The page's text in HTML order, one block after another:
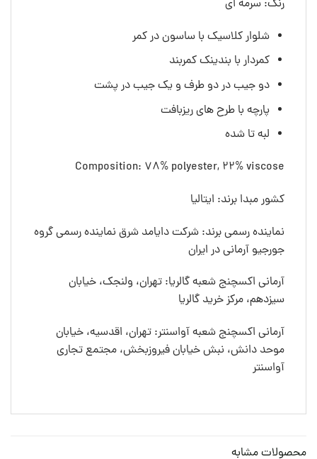
رنگ: سرمه ای
شلوار کلاسیک با ساسون در کمر
کمردار با بندینک کمربند
دو جیب در دو طرف و یک جیب در پشت
پارچه با طرح های ریزبافت
لبه تا شده
Composition: 78% polyester, 22% viscose
کشور مبدا برند: ایتالیا
نماینده رسمی برند: شرکت دایامد شرق نماینده رسمی گروه
جورجیو آرمانی در ایران
آرمانی اکسچنج شعبه گالریا: تهران، ولنجک، خیابان
سیزدهم، مرکز خرید گالریا
آرمانی اکسچنج شعبه آواسنتر: تهران، اقدسیه، خیابان
موحد دانش، نبش خیابان فیروزبخش، مجتمع تجاری
آواسنتر
محصولات مشابه